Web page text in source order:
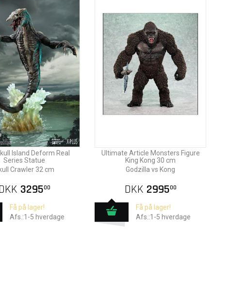
Island Deform Real
Series Statue
Crawler 32 cm
329500
Få på lager!
Afs.:1-5 hverdage
Ultimate Article Monsters Figure
King Kong 30 cm
Godzilla vs Kong
DKK 299500
Få på lager!
Afs.:1-5 hverdage